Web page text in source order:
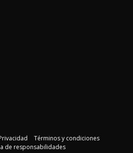
Términos y condiciones
de responsabilidades